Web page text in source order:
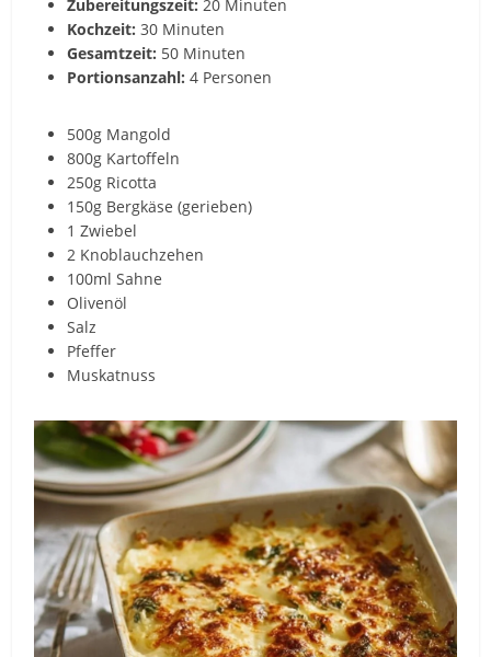
Zubereitungszeit: 20 Minuten
Kochzeit: 30 Minuten
Gesamtzeit: 50 Minuten
Portionsanzahl: 4 Personen
500g Mangold
800g Kartoffeln
250g Ricotta
150g Bergkäse (gerieben)
1 Zwiebel
2 Knoblauchzehen
100ml Sahne
Olivenöl
Salz
Pfeffer
Muskatnuss